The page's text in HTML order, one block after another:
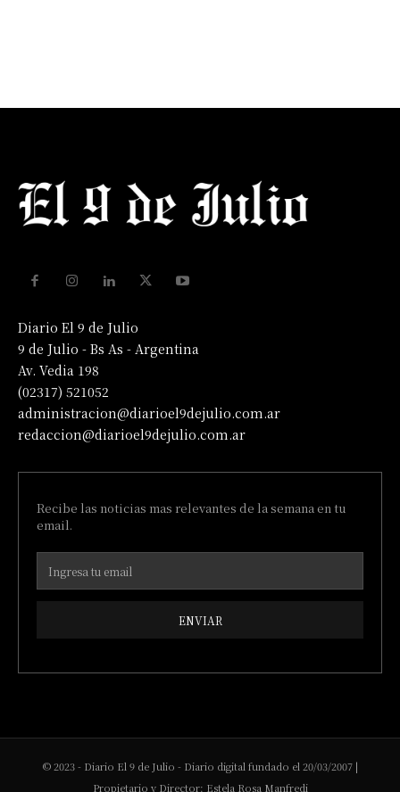
Diario El 9 de Julio
9 de Julio - Bs As - Argentina
Av. Vedia 198
(02317) 521052
administracion@diarioel9dejulio.com.ar
redaccion@diarioel9dejulio.com.ar
Recibe las noticias mas relevantes de la semana en tu
email.
ENVIAR
© 2023 - Diario El 9 de Julio - Diario digital fundado el 20/03/2007 |
Propietario y Director: Estela Rosa Manfredi